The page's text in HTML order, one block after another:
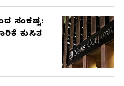
ಸಂಕಷ್ಟ:
ಕುಸಿತ